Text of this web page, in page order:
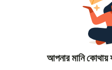
আপনার মানি কোথায়